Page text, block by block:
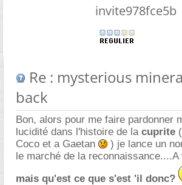
invite978fce5b
Re : mysterious
back
Bon, alors pour me faire pardonner
lucidité dans l'histoire de la cuprite
Coco et a Gaetan
) je lance un
le marché de la
mais qu'est ce que s'est 'il donc?